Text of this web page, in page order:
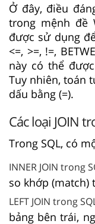
Ở đây, điều
trong mệnh đề
được sử dụng
<=, >=, !=,
này có thể
Tuy nhiên, toán
dấu bằng (=).
Các loại JOIN
Trong SQL, có
INNER JOIN trong
so khớp (match)
LEFT JOIN trong
bảng bên trái,